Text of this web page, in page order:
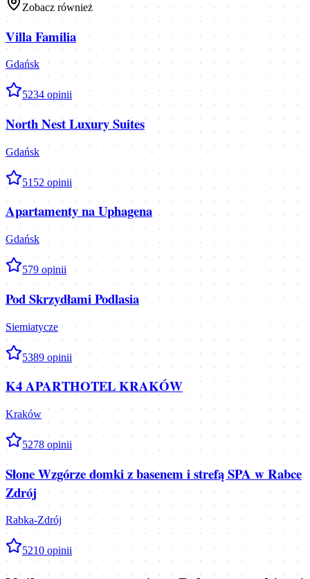
Zobacz również
Villa Familia
Gdańsk
5234 opinii
North Nest Luxury Suites
Gdańsk
5152 opinii
Apartamenty na Uphagena
Gdańsk
579 opinii
Pod Skrzydłami Podlasia
Siemiatycze
5389 opinii
K4 APARTHOTEL KRAKÓW
Kraków
5278 opinii
Słone Wzgórze domki z basenem i strefą SPA w Rabce
Zdrój
Rabka-Zdrój
5210 opinii